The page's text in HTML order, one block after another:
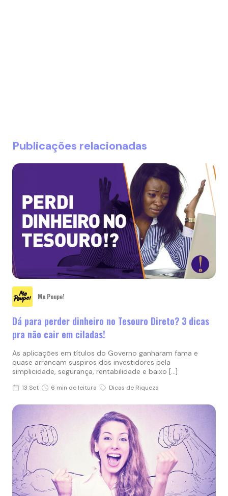
Publicações relacionadas
Me Poupe!
Dá para perder dinheiro no Tesouro Direto? 3 dicas
pra não cair em ciladas!
As aplicações em títulos do Governo ganharam fama e
quase arrancam suspiros dos investidores pela
simplicidade, segurança, rentabilidade e baixo […]
13 Set 6 min de leitura Dicas de Riqueza